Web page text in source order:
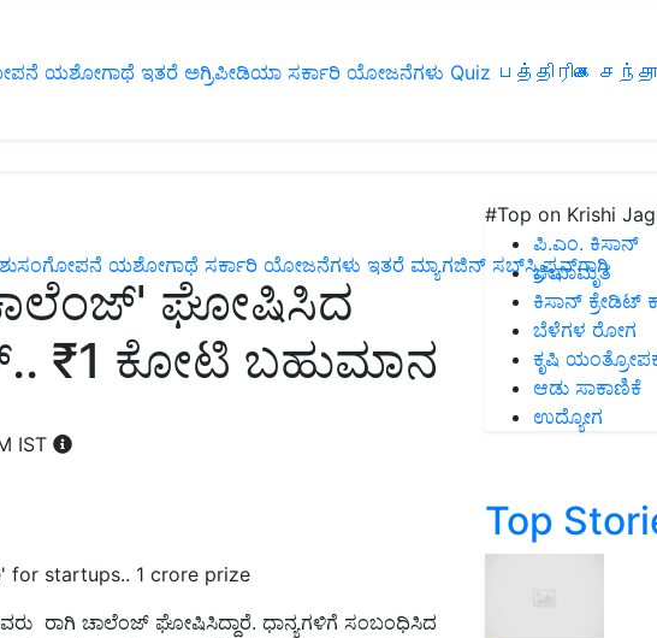
ಯಶೋಗಾಥೆ ಇತರೆ ಅಗ್ರಿಪೀಡಿಯಾ ಸರ್ಕಾರಿ ಯೋಜನೆಗಳು Quiz பத்திரிகை சந்தா
ಯಶೋಗಾಥೆ ಸರ್ಕಾರಿ ಯೋಜನೆಗಳು ಇತರೆ ಮ್ಯಾಗಜಿನ್‌ ಸಬ್‌ಸ್ಕ್ರಿಪ್ಷನ್‌ಗಾಗಿ
ಘೋಷಿಸಿದ
₹1 ಕೋಟಿ ಬಹುಮಾನ
IST
for startups.. 1 crore prize
ರಾಗಿ ಚಾಲೆಂಜ್ ಘೋಷಿಸಿದ್ದಾರೆ. ಧಾನ್ಯಗಳಿಗೆ ಸಂಬಂಧಿಸಿದ
#Top on Krishi
ಪಿ.ಎಂ. ಕಿಸಾನ್
ಜೀವಾಮೃತ
ಕಿಸಾನ್ ಕ್ರೇಡಿಟ್
ಬೆಳೆಗಳ ರೋಗ
ಕೃಷಿ
ಆಡು ಸಾಕಾಣಿಕೆ
ಉದ್ಯೋಗ
Top